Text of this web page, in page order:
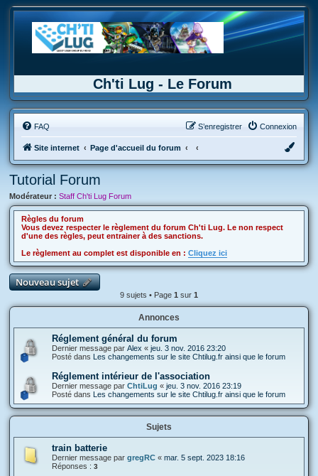
Ch'ti Lug - Le Forum
FAQ Connexion
S’enregistrer
Site internet Page d'accueil du forum
Tutorial Forum
Modérateur : Staff Ch'ti Lug Forum
Règles du forum
Vous devez respecter le règlement du forum Ch'ti Lug. Le non respect
d'une des règles, peut entrainer à des sanctions.
Le règlement au complet est disponible en : Cliquez ici
Nouveau sujet
9 sujets • Page 1 sur 1
Annonces
Réglement général du forum
Dernier message par Alex « jeu. 3 nov. 2016 23:20
Posté dans Les changements sur le site Chtilug.fr ainsi que le forum
Réglement intérieur de l'association
Dernier message par ChtiLug « jeu. 3 nov. 2016 23:19
Posté dans Les changements sur le site Chtilug.fr ainsi que le forum
Sujets
train batterie
Dernier message par gregRC « mar. 5 sept. 2023 18:16
Réponses : 3